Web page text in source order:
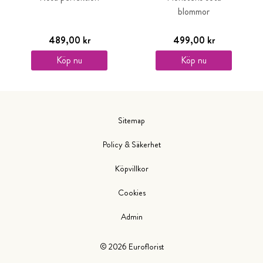
489,00 kr
Köp nu
blommor
499,00 kr
Köp nu
© 2026 Euroflorist
Sitemap
Policy & Säkerhet
Köpvillkor
Cookies
Admin